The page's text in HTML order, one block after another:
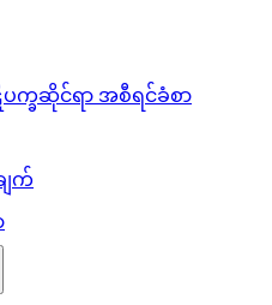
ဋိပက္ခဆိုင်ရာ အစီရင်ခံစာ
ျက်